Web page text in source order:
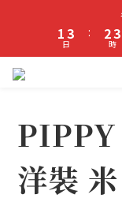
立即
1
0
3
2
日
:
2
1
3
2
時
PIPPY
洋裝